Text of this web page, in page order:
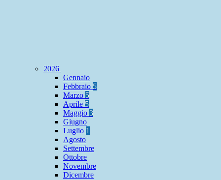
2026
Gennaio
Febbraio 5
Marzo 5
Aprile 5
Maggio 3
Giugno
Luglio 1
Agosto
Settembre
Ottobre
Novembre
Dicembre